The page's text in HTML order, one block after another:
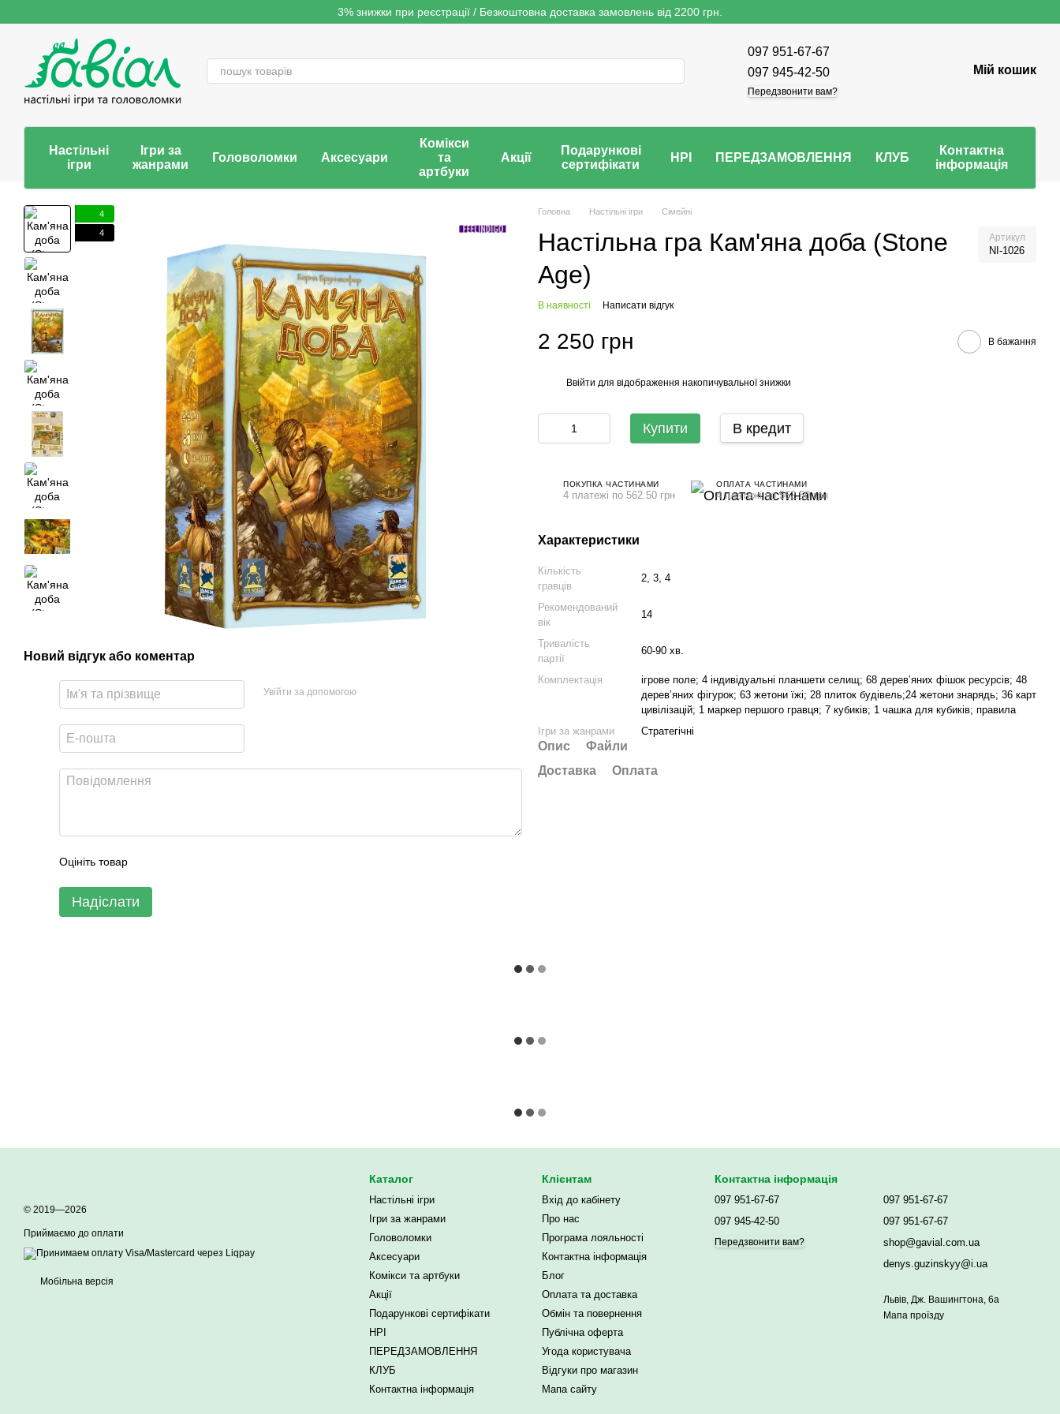
3% знижки при реєстрації / Безкоштовна доставка замовлень від 2200 грн.
097 951-67-67
097 945-42-50
Передзвонити вам?
Мій кошик
Настільні
ігри
Ігри за
жанрами
Головоломки Аксесуари
Комікси
та
артбуки
Акції
Подарункові
сертифікати
НРІ ПЕРЕДЗАМОВЛЕННЯ КЛУБ
Контактна
інформація
4
4
Новий відгук або коментар
Увійти за допомогою
Оцініть товар
Надіслати
Головна Настільні ігри Сімейні
Настільна гра Кам'яна доба (Stone
Age)
Артикул
NI-1026
В наявності Написати відгук
2 250 грн В бажання
Ввійти для відображення накопичувальної знижки
Купити В кредит
ПОКУПКА ЧАСТИНАМИ
4 платежі по 562.50 грн
ОПЛАТА ЧАСТИНАМИ
4 платежі по 562.50 грн
Характеристики
Кількість
гравців
2, 3, 4
Рекомендований
вік
14
Тривалість
партії
60-90 хв.
Комплектація
ігрове поле; 4 індивідуальні планшети селищ; 68 деревʼяних фішок ресурсів; 48
деревʼяних фігурок; 63 жетони їжі; 28 плиток будівель;24 жетони знарядь; 36 карт
цивілізацій; 1 маркер першого гравця; 7 кубиків; 1 чашка для кубиків; правила
Ігри за жанрами
Стратегічні
Опис
Файли
Доставка
Оплата
© 2019—2026
Приймаємо до оплати
Мобільна версія
Каталог
Настільні ігри
Ігри за жанрами
Головоломки
Аксесуари
Комікси та артбуки
Акції
Подарункові сертифікати
НРІ
ПЕРЕДЗАМОВЛЕННЯ
КЛУБ
Контактна інформація
Клієнтам
Вхід до кабінету
Про нас
Програма лояльності
Контактна інформація
Блог
Оплата та доставка
Обмін та повернення
Публічна оферта
Угода користувача
Відгуки про магазин
Мапа сайту
Контактна інформація
097 951-67-67
097 945-42-50
Передзвонити вам?
097 951-67-67
097 951-67-67
shop@gavial.com.ua
denys.guzinskyy@i.ua
Львів, Дж. Вашингтона, 6а
Мапа проїзду